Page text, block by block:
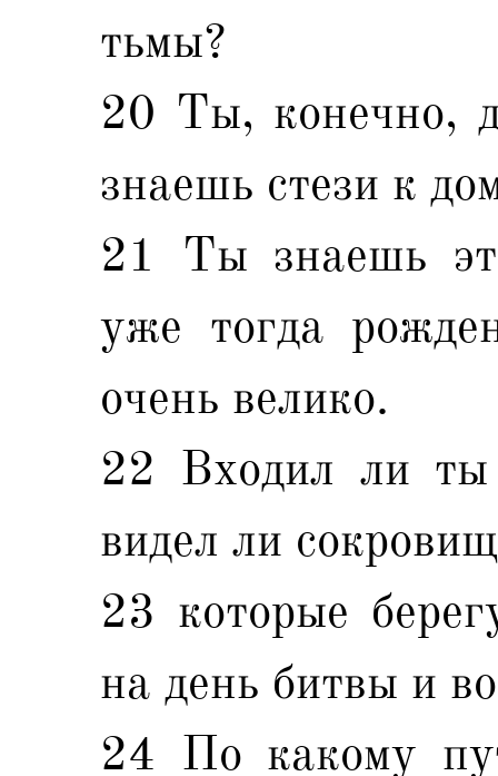
тьмы?
20 Ты, конечно,
знаешь стези к
21 Ты знаешь
уже тогда
очень велико.
22 Входил ли
видел ли
23 которые
на день битвы и
24 По какому